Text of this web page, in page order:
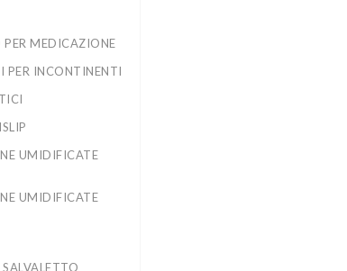
MEDICAZIONE
PER INCONTINENTI
UMIDIFICATE
UMIDIFICATE
SALVALETTO